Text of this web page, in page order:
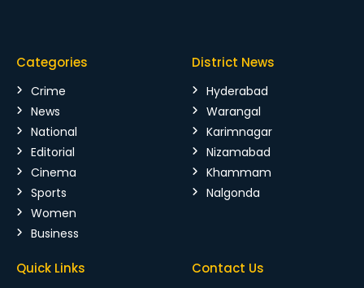
Categories
Crime
News
National
Editorial
Cinema
Sports
Women
Business
District News
Hyderabad
Warangal
Karimnagar
Nizamabad
Khammam
Nalgonda
Quick Links Contact Us